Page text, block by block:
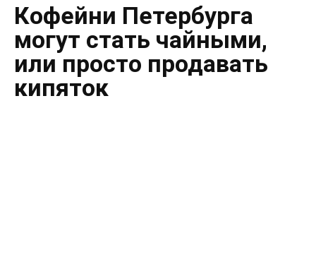
Кофейни Петербурга
могут стать чайными,
или просто продавать
кипяток